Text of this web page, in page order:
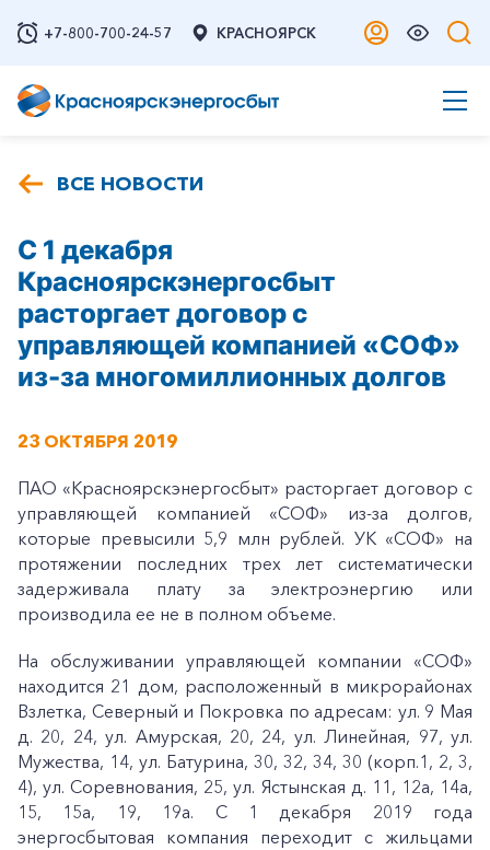
+7-800-700-24-57 КРАСНОЯРСК
ВСЕ НОВОСТИ
С 1 декабря
Красноярскэнергосбыт
расторгает договор с
управляющей компанией «СОФ»
из-за многомиллионных долгов
23 ОКТЯБРЯ 2019
ПАО «Красноярскэнергосбыт» расторгает договор с
управляющей компанией «СОФ» из-за долгов,
которые превысили 5,9 млн рублей. УК «СОФ» на
протяжении последних трех лет систематически
задерживала плату за электроэнергию или
производила ее не в полном объеме.
На обслуживании управляющей компании «СОФ»
находится 21 дом, расположенный в микрорайонах
Взлетка, Северный и Покровка по адресам: ул. 9 Мая
д. 20, 24, ул. Амурская, 20, 24, ул. Линейная, 97, ул.
Мужества, 14, ул. Батурина, 30, 32, 34, 30 (корп.1, 2, 3,
4), ул. Соревнования, 25, ул. Ястынская д. 11, 12а, 14а,
15, 15а, 19, 19а. С 1 декабря 2019 года
энергосбытовая компания переходит с жильцами